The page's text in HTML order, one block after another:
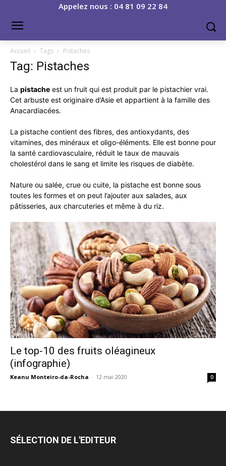
Appelez nous : 04 81 09 22 84
Accueil Tags Pistaches
Tag: Pistaches
La pistache est un fruit qui est produit par le pistachier vrai.
Cet arbuste est originaire d’Asie et appartient à la famille des
Anacardiacées.
La pistache contient des fibres, des antioxydants, des
vitamines, des minéraux et oligo-éléments. Elle est bonne pour
la santé cardiovasculaire, réduit le taux de mauvais
cholestérol dans le sang et limite les risques de diabète.
Nature ou salée, crue ou cuite, la pistache est bonne sous
toutes les formes et on peut l’ajouter aux salades, aux
pâtisseries, aux charcuteries et même à du riz.
Le top-10 des fruits oléagineux
(infographie)
Keanu Monteiro-da-Rocha - 12 mai 2020 0
SÉLECTION DE L'EDITEUR